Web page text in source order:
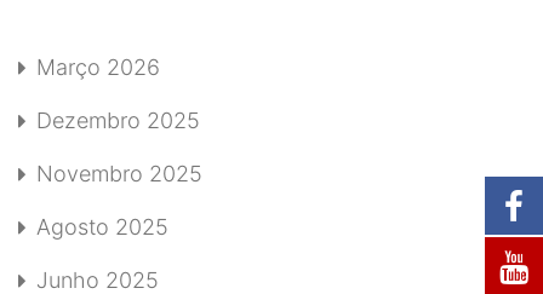
Março 2026
Dezembro 2025
Novembro 2025
Agosto 2025
Junho 2025